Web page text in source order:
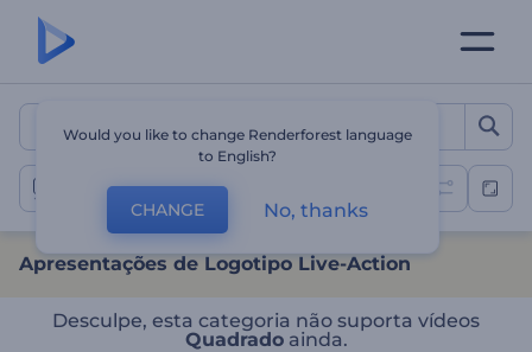
Apresentações de
Apresentações de Logotipo Baseado em Cenas
Apresentações de Logotipo Live-Action
Desculpe, esta categoria não suporta vídeos
Quadradoainda.
Would you like to change Renderforest language
to English?
CHANGE No, thanks